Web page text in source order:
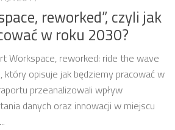
reworked”, czyli jak
w roku 2030?
Workspace, reworked: ride the wave
który opisuje jak będziemy pracować w
przeanalizowali wpływ
danych oraz innowacji w miejscu